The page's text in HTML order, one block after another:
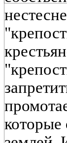
которые